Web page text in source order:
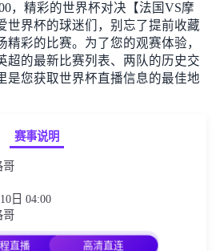
，精彩的世界杯对决【法国VS摩
世界杯的球迷们，别忘了提前收藏
彩的比赛。为了您的观赛体验，
超的最新比赛列表、两队的历史交
是您获取世界杯直播信息的最佳地
赛事说明
哥
日 04:00
哥
直播
高清直连